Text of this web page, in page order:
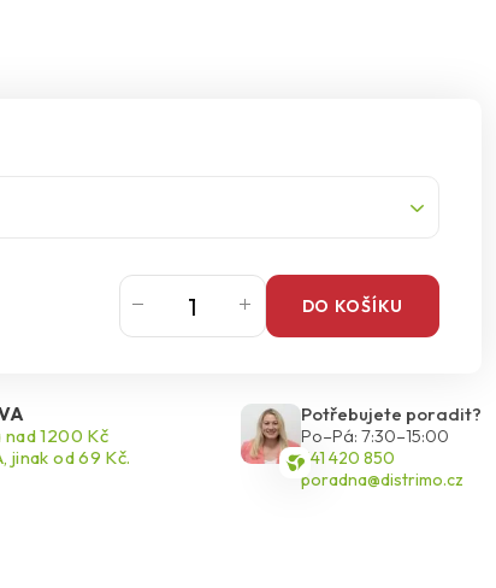
vyplňování mezer.
DO KOŠÍKU
1200 Kč
jinak od 69 Kč.
Potřebujete poradit?
Po–Pá: 7:30–15:00
541 420 850
poradna@distrimo.cz